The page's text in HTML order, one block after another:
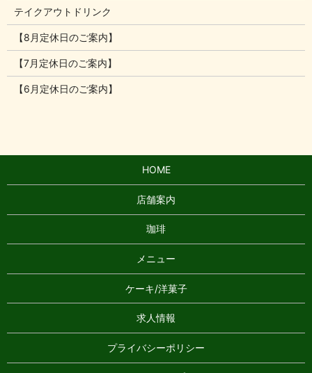
テイクアウトドリンク
【8月定休日のご案内】
【7月定休日のご案内】
【6月定休日のご案内】
HOME
店舗案内
珈琲
メニュー
ケーキ/洋菓子
求人情報
プライバシーポリシー